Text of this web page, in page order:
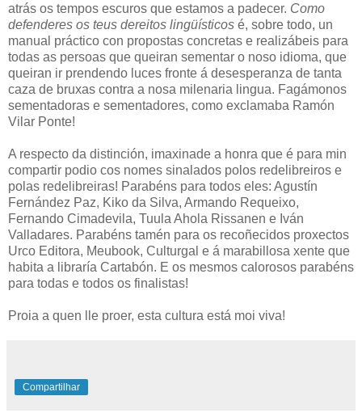
atrás os tempos escuros que estamos a padecer. Como
defenderes os teus dereitos lingüísticos é, sobre todo, un
manual práctico con propostas concretas e realizábeis para
todas as persoas que queiran sementar o noso idioma, que
queiran ir prendendo luces fronte á desesperanza de tanta
caza de bruxas contra a nosa milenaria lingua. Fagámonos
sementadoras e sementadores, como exclamaba Ramón
Vilar Ponte!
A respecto da distinción, imaxinade a honra que é para min
compartir podio cos nomes sinalados polos redelibreiros e
polas redelibreiras! Parabéns para todos eles: Agustín
Fernández Paz, Kiko da Silva, Armando Requeixo,
Fernando Cimadevila, Tuula Ahola Rissanen e Iván
Valladares. Parabéns tamén para os recoñecidos proxectos
Urco Editora, Meubook, Culturgal e á marabillosa xente que
habita a libraría Cartabón. E os mesmos calorosos parabéns
para todas e todos os finalistas!
Proia a quen lle proer, esta cultura está moi viva!
Compartilhar